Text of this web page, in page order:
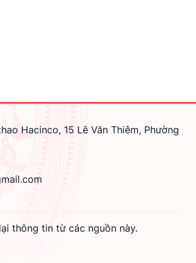
Hacinco, 15 Lê Văn Thiêm, Phường
thông tin từ các nguồn này.